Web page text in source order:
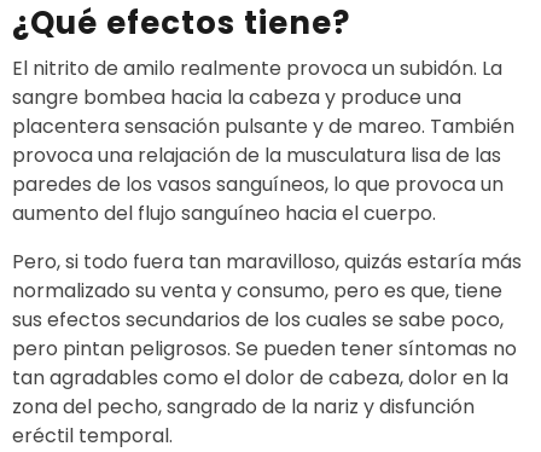
¿Qué efectos tiene?
El nitrito de amilo realmente provoca un subidón. La
sangre bombea hacia la cabeza y produce una
placentera sensación pulsante y de mareo. También
provoca una relajación de la musculatura lisa de las
paredes de los vasos sanguíneos, lo que provoca un
aumento del flujo sanguíneo hacia el cuerpo.
Pero, si todo fuera tan maravilloso, quizás estaría más
normalizado su venta y consumo, pero es que, tiene
sus efectos secundarios de los cuales se sabe poco,
pero pintan peligrosos. Se pueden tener síntomas no
tan agradables como el dolor de cabeza, dolor en la
zona del pecho, sangrado de la nariz y disfunción
eréctil temporal.